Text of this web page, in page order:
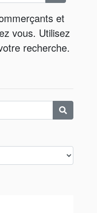
et
vous. Utilisez
recherche.